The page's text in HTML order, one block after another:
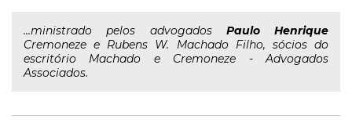
...ministrado pelos advogados Paulo
Henrique
Cremoneze e Rubens W. Machado Filho, sócios do
escritório Machado e Cremoneze - Advogados
Associados.